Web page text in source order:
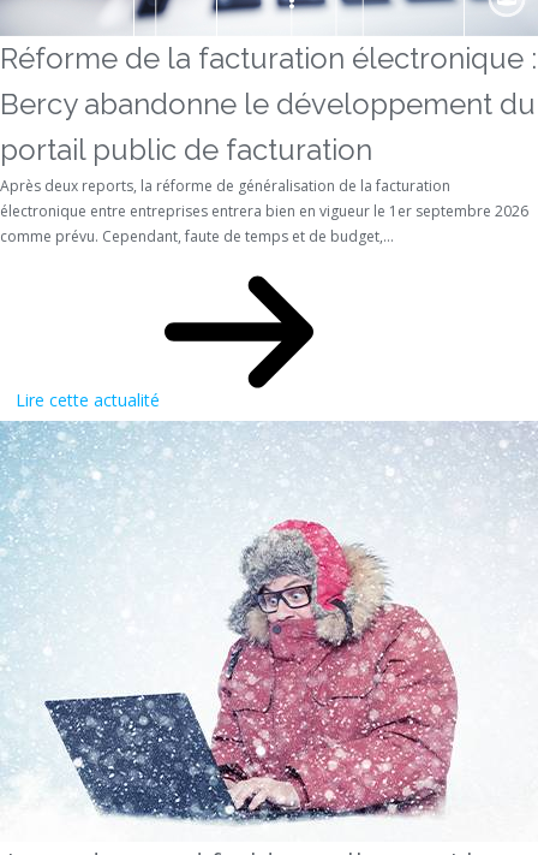
Réforme de la facturation électronique :
Bercy abandonne le développement du
portail public de facturation
Après deux reports, la réforme de généralisation de la facturation
électronique entre entreprises entrera bien en vigueur le 1er septembre 2026
comme prévu. Cependant, faute de temps et de budget,...
Lire cette actualité